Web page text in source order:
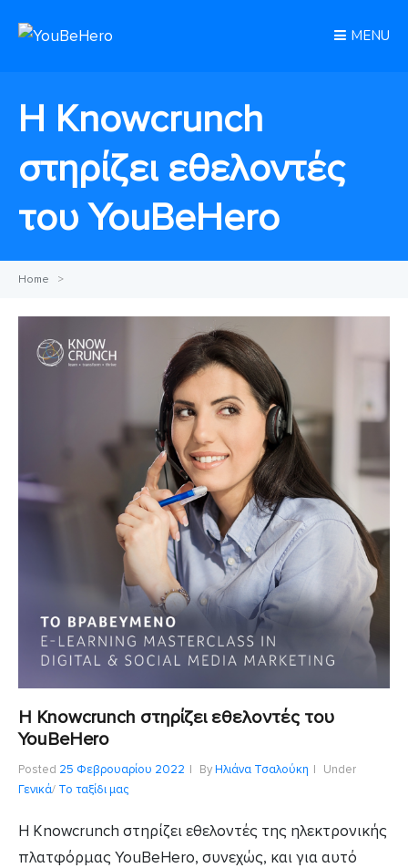
MENU
Η Knowcrunch
στηρίζει εθελοντές
του ΥοuBeHero
Home >
Η Knowcrunch στηρίζει εθελοντές του
ΥοuBeHero
Posted 25 Φεβρουαρίου 2022 ByΗλιάνα Τσαλούκη
Under
Γενικά/ Το ταξίδι μας
Η Knowcrunch στηρίζει εθελοντές της ηλεκτρονικής
πλατφόρμας ΥοuBeHero, συνεχώς, και για αυτό